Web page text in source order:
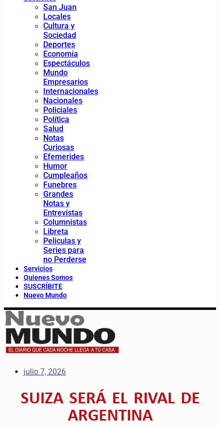
San Juan
Locales
Cultura y
Sociedad
Deportes
Economía
Espectáculos
Mundo
Empresarios
Internacionales
Nacionales
Policiales
Política
Salud
Notas
Curiosas
Efemerides
Humor
Cumpleaños
Funebres
Grandes
Notas y
Entrevistas
Columnistas
Libreta
Peliculas y
Series para
no Perderse
Servicios
Quienes Somos
SUSCRÍBITE
Nuevo Mundo
julio 7, 2026
SUIZA SERÁ EL RIVAL DE
ARGENTINA